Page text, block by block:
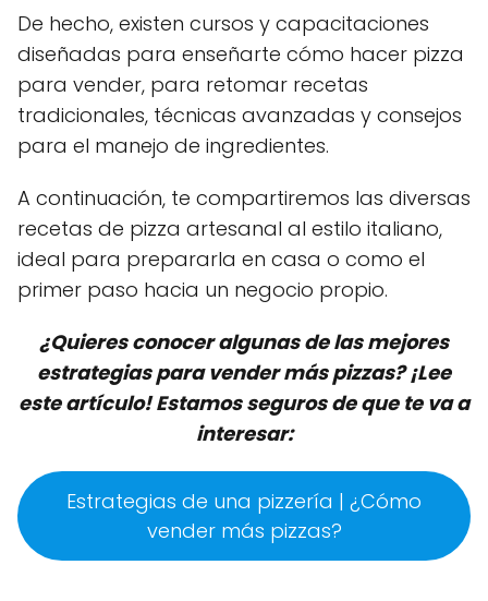
De hecho, existen cursos y capacitaciones
diseñadas para enseñarte cómo hacer pizza
para vender, para retomar recetas
tradicionales, técnicas avanzadas y consejos
para el manejo de ingredientes.
A continuación, te compartiremos las diversas
recetas de pizza artesanal al estilo italiano,
ideal para prepararla en casa o como el
primer paso hacia un negocio propio.
¿Quieres conocer algunas de las mejores
estrategias para vender más pizzas? ¡Lee
este artículo! Estamos seguros de que te va a
interesar:
Estrategias de una pizzería | ¿Cómo
vender más pizzas?